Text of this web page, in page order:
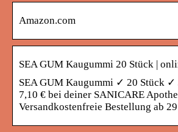
Amazon.com
SEA GUM Kaugummi 20 Stück |
SEA GUM Kaugummi ✓ 20 Stück
7,10 € bei deiner SANICARE
Versandkostenfreie Bestellung ab